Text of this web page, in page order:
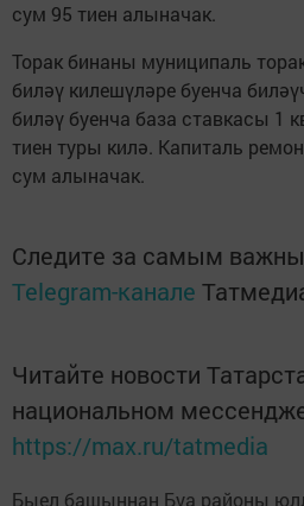
сум 95 тиен алыначак.
Торак бинаны муниципаль
биләү килешүләре буенча
биләү буенча база ставкасы 1
тиен туры килә. Капиталь
сум алыначак.
Следите за самым
Telegram-канале
Читайте новости
национальном
https://max.ru/tatmedia
Быел башыннан Буа районы